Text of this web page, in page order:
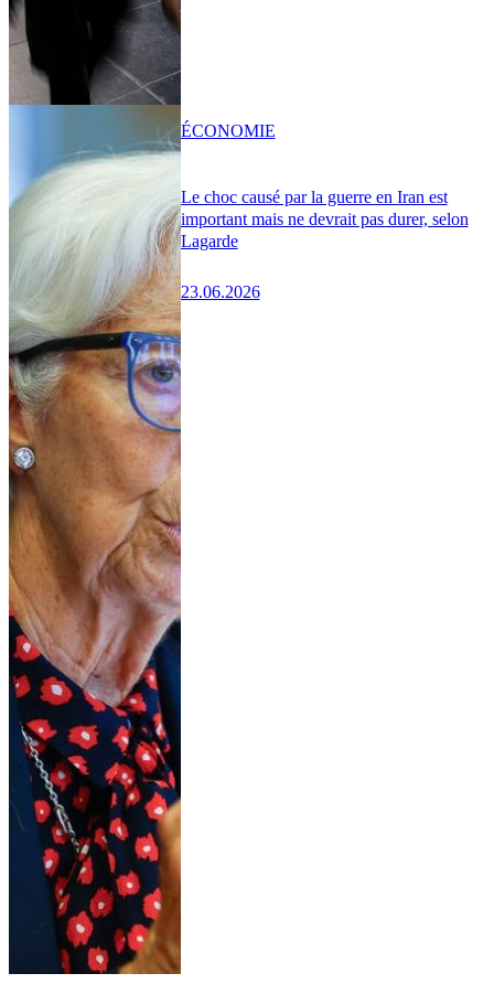
Le choc causé par la guerre en Iran est
important mais ne devrait pas durer, selon
Lagarde
23.06.2026
ÉCONOMIE